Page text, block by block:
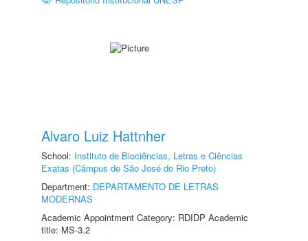
Alvaro Luiz Hattnher
School: Instituto de Biociências, Letras e Ciências
Exatas (Câmpus de São José do Rio Preto)
Department: DEPARTAMENTO DE LETRAS
MODERNAS
Academic Appointment Category: RDIDP Academic
title: MS-3.2